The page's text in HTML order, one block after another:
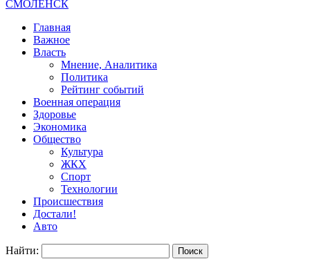
СМОЛЕНСК
Главная
Важное
Власть
Мнение, Аналитика
Политика
Рейтинг событий
Военная операция
Здоровье
Экономика
Общество
Культура
ЖКХ
Спорт
Технологии
Происшествия
Достали!
Авто
Найти: